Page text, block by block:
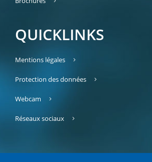
QUICKLINKS
Mentions légales
Protection des données
Webcam
Réseaux sociaux